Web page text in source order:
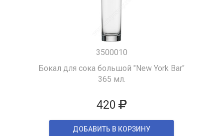
3500010
Бокал для сока большой "New York Bar"
365 мл.
420
ДОБАВИТЬ В КОРЗИНУ